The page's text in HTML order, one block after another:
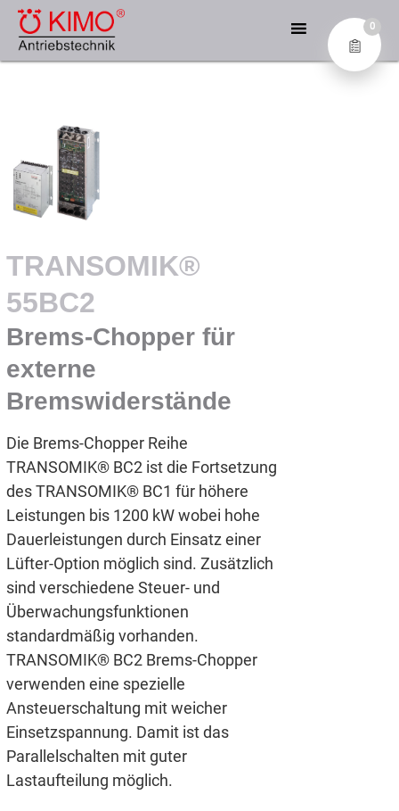
Zum
Inhalt
springen
KIMO® – DIE EXPERTEN
FÜR ANTRIEBSTECHNIK
TRANSOMIK®
55BC2
Brems-Chopper für
externe
Bremswiderstände
Die Brems-Chopper Reihe
TRANSOMIK® BC2 ist die Fortsetzung
des TRANSOMIK® BC1 für höhere
Leistungen bis 1200 kW wobei hohe
Dauerleistungen durch Einsatz einer
Lüfter-Option möglich sind. Zusätzlich
sind verschiedene Steuer- und
Überwachungsfunktionen
standardmäßig vorhanden.
TRANSOMIK® BC2 Brems-Chopper
verwenden eine spezielle
Ansteuerschaltung mit weicher
Einsetzspannung. Damit ist das
Parallelschalten mit guter
Lastaufteilung möglich.
0